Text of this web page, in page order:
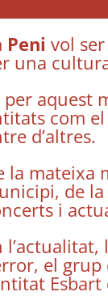
Peni vol
una
per aquest
com el
d’altres.
la mateixa
de la
i
el grup